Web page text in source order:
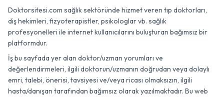
Doktorsitesi.com sağlık sektöründe hizmet veren tıp doktorları,
diş hekimleri, fizyoterapistler, psikologlar vb. sağlık
profesyonelleri ile internet kullanıcılarını buluşturan bağımsız bir
platformdur.
İş bu sayfada yer alan doktor/uzman yorumları ve
değerlendirmeleri, ilgili doktorun/uzmanın doğrudan veya dolaylı
emri, talebi, önerisi, tavsiyesi ve/veya ricası olmaksızın, ilgili
hasta/danışan tarafından bağımsız olarak yazılmaktadır. Bu web